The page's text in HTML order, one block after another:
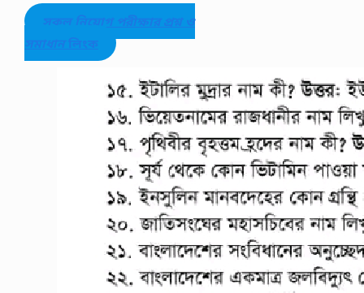
সকল নিয়োগ পরীক্ষার প্রশ্ন ও
সমাধানলিংক